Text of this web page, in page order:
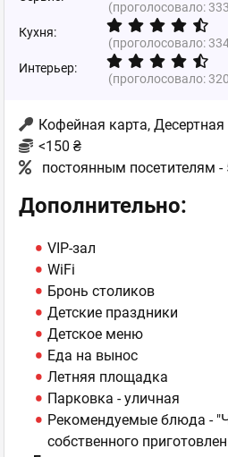
(проголосовало:333
Кухня:
(проголосовало:
Интерьер:
(проголосовало:320
Кофейная карта, Десертная
<150 ₴
постоянным посетителям -
Дополнительно:
VIP-зал
WiFi
Бронь столиков
Детские праздники
Детское меню
Еда на вынос
Летняя площадка
Парковка - уличная
Рекомендуемые блюда -
собственного